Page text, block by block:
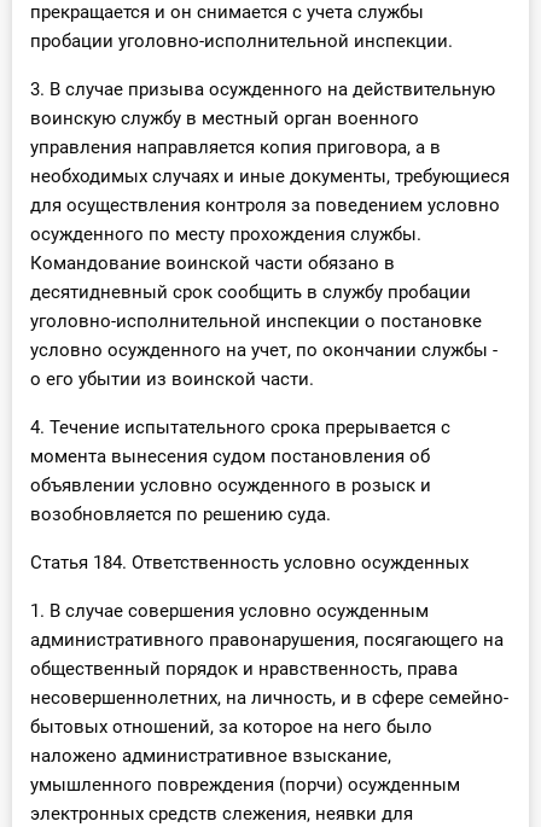
прекращается и он снимается с учета службы
пробации уголовно-исполнительной инспекции.
3. В случае призыва осужденного на действительную
воинскую службу в местный орган военного
управления направляется копия приговора, а в
необходимых случаях и иные документы, требующиеся
для осуществления контроля за поведением условно
осужденного по месту прохождения службы.
Командование воинской части обязано в
десятидневный срок сообщить в службу пробации
уголовно-исполнительной инспекции о постановке
условно осужденного на учет, по окончании службы -
о его убытии из воинской части.
4. Течение испытательного срока прерывается с
момента вынесения судом постановления об
объявлении условно осужденного в розыск и
возобновляется по решению суда.
Статья 184. Ответственность условно осужденных
1. В случае совершения условно осужденным
административного правонарушения, посягающего на
общественный порядок и нравственность, права
несовершеннолетних, на личность, и в сфере семейно-
бытовых отношений, за которое на него было
наложено административное взыскание,
умышленного повреждения (порчи) осужденным
электронных средств слежения, неявки для